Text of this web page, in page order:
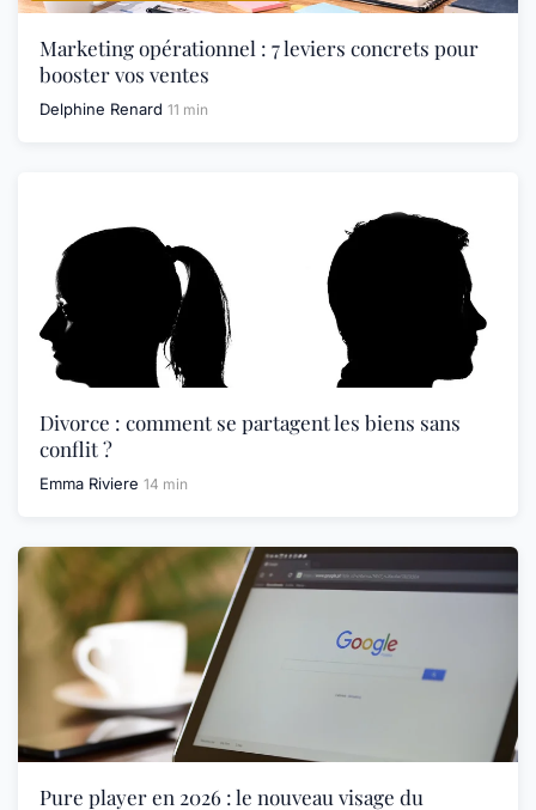
Marketing opérationnel : 7 leviers concrets pour
booster vos ventes
Delphine Renard 11 min
Divorce : comment se partagent les biens sans
conflit ?
Emma Riviere 14 min
Pure player en 2026 : le nouveau visage du